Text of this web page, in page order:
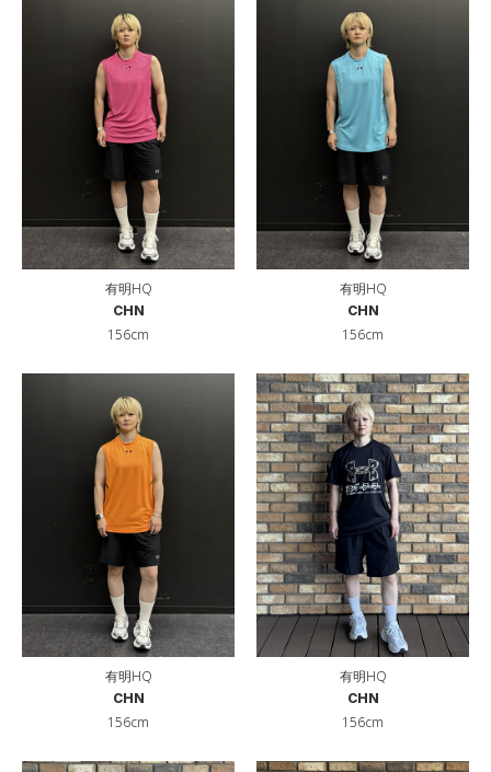
有明HQ
CHN
156cm
有明HQ
CHN
156cm
有明HQ
CHN
156cm
有明HQ
CHN
156cm